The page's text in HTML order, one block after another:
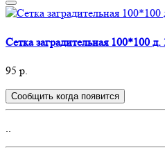
Сетка заградительная 100*100
95 р.
Сообщить когда появится
..